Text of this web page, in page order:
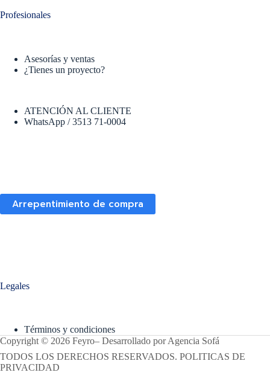
Profesionales
Asesorías y ventas
¿Tienes un proyecto?
ATENCIÓN AL CLIENTE
WhatsApp / 3513 71-0004
Arrepentimiento de compra
Legales
Términos y condiciones
Copyright © 2026 Feyro– Desarrollado porAgencia Sofá
TODOS LOS DERECHOS RESERVADOS. POLITICAS DE
PRIVACIDAD